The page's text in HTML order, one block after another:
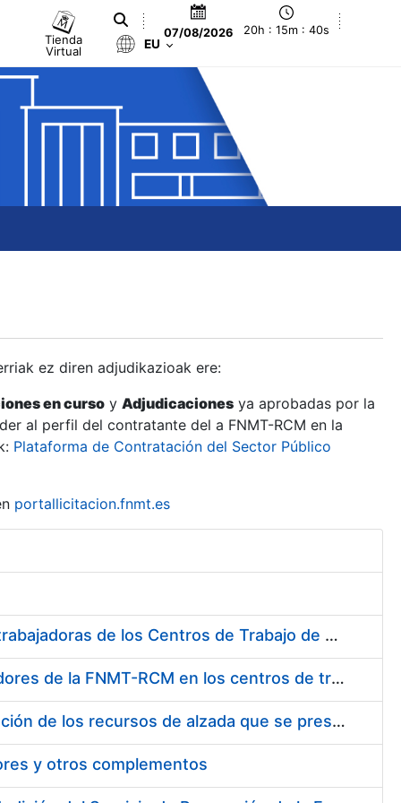
Tienda
Virtual
07/08/2026 20h : 15m : 41s
EU
ez diren adjudikazioak ere:
en curso y Adjudicaciones ya aprobadas por la
al perfil del contratante del a FNMT-RCM en la
Plataforma de Contratación del Sector Público
portallicitacion.fnmt.es
Suministro de Protectores Auditivos a medida para las personas trabajadoras de los Centros de Trabajo de Madrid y Burgos
Suministro de gafas graduadas antiproyecciones para los trabajadores de la FNMT-RCM en los centros de trabajo de Madrid y Burgos
Servicios de una empresa externa para el asesoramiento y resolución de los recursos de alzada que se presentan relacionados con procesos de selección para la FNMT-RCM
y otros complementos